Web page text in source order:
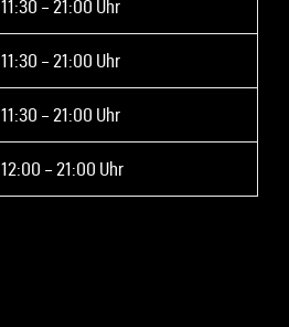
11:30 – 21:00 Uhr
11:30 – 21:00 Uhr
11:30 – 21:00 Uhr
12:00 – 21:00 Uhr